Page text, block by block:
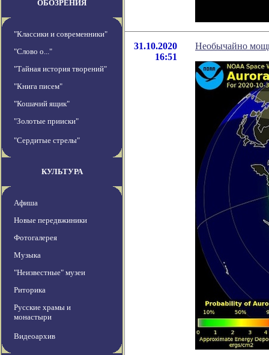
ОБОЗРЕНИЯ
"Классики и современники"
"Слово о..."
"Тайная история творений"
"Книга писем"
"Кошачий ящик"
"Золотые прииски"
"Сердитые стрелы"
КУЛЬТУРА
Афиша
Новые передвжиники
Фотогалерея
Музыка
"Неизвестные" музеи
Риторика
Русские храмы и
монастыри
Видеоархив
31.10.2020
16:51
Необычайно